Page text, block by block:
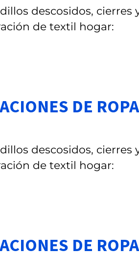
descosidos, cierres
de textil hogar:
DE ROPA
descosidos, cierres
de textil hogar:
DE ROPA